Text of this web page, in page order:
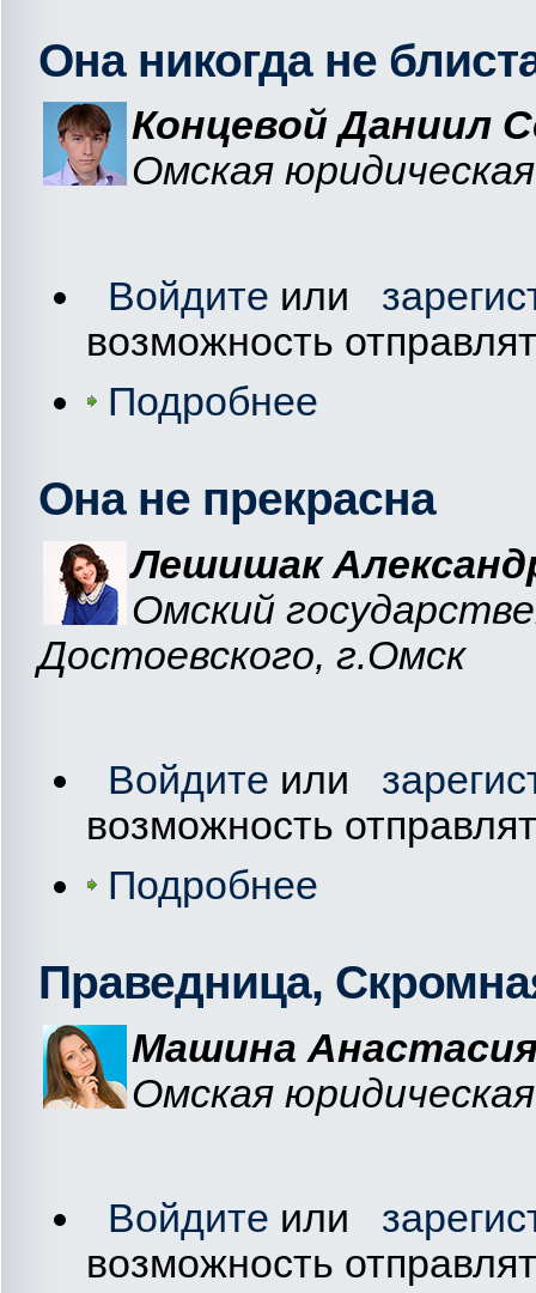
Она никогда не
Концевой Даниил
Омская
Войдите или
возможность
Подробнее
Она не прекрасна
Лешишак
Омский
Достоевского, г.Омск
Войдите или
возможность
Подробнее
Праведница,
Машина
Омская
Войдите или
возможность